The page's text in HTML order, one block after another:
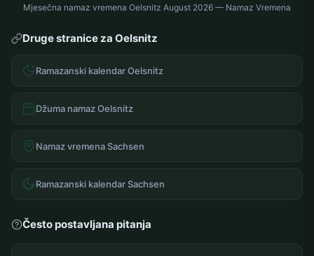
Mjesečna namaz vremena Oelsnitz August 2026 — Namaz Vremena
Druge stranice za Oelsnitz
Ramazanski kalendar Oelsnitz
Džuma namaz Oelsnitz
Namaz vremena Sachsen
Ramazanski kalendar Sachsen
Često postavljana pitanja